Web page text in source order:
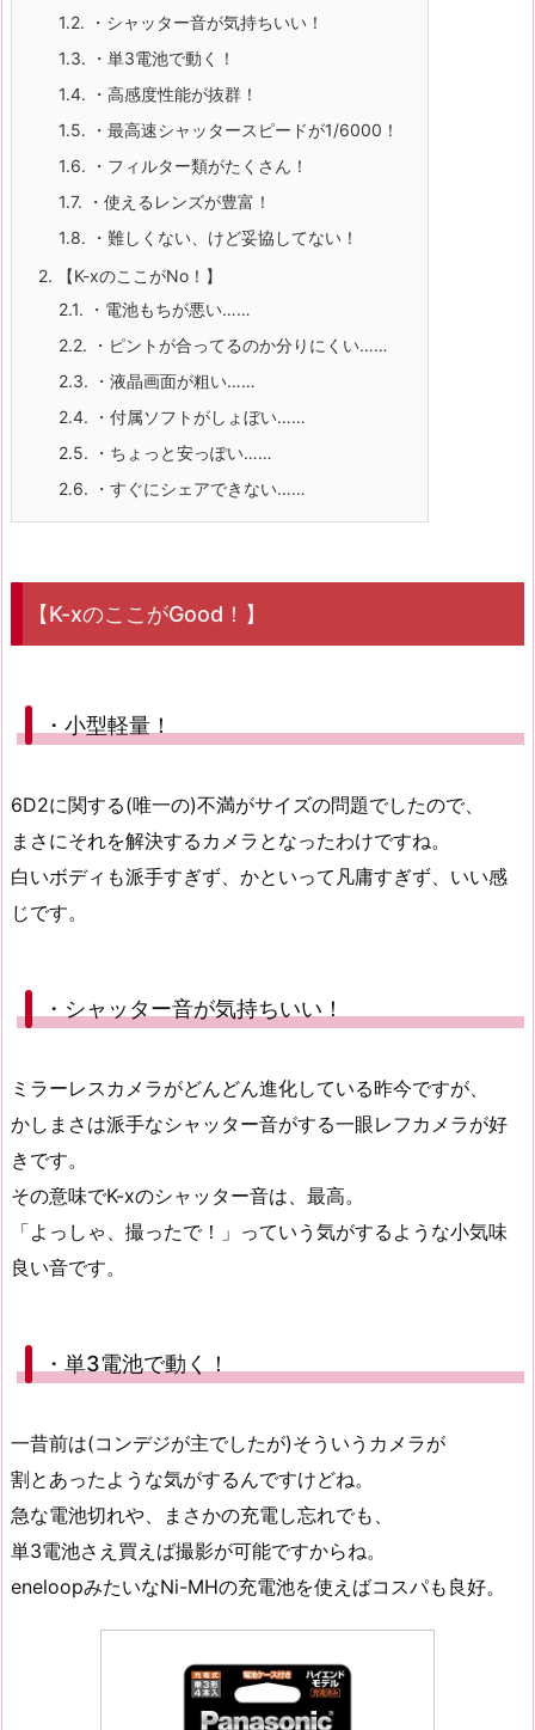
1.2. ・シャッター音が気持ちいい！
1.3. ・単3電池で動く！
1.4. ・高感度性能が抜群！
1.5. ・最高速シャッタースピードが1/6000！
1.6. ・フィルター類がたくさん！
1.7. ・使えるレンズが豊富！
1.8. ・難しくない、けど妥協してない！
2. 【K-xのここがNo！】
2.1. ・電池もちが悪い……
2.2. ・ピントが合ってるのか分りにくい……
2.3. ・液晶画面が粗い……
2.4. ・付属ソフトがしょぼい……
2.5. ・ちょっと安っぽい……
2.6. ・すぐにシェアできない……
【K-xのここがGood！】
・小型軽量！
6D2に関する(唯一の)不満がサイズの問題でしたので、
まさにそれを解決するカメラとなったわけですね。
白いボディも派手すぎず、かといって凡庸すぎず、いい感
じです。
・シャッター音が気持ちいい！
ミラーレスカメラがどんどん進化している昨今ですが、
かしまさは派手なシャッター音がする一眼レフカメラが好
きです。
その意味でK-xのシャッター音は、最高。
「よっしゃ、撮ったで！」っていう気がするような小気味
良い音です。
・単3電池で動く！
一昔前は(コンデジが主でしたが)そういうカメラが
割とあったような気がするんですけどね。
急な電池切れや、まさかの充電し忘れでも、
単3電池さえ買えば撮影が可能ですからね。
eneloopみたいなNi-MHの充電池を使えばコスパも良好。